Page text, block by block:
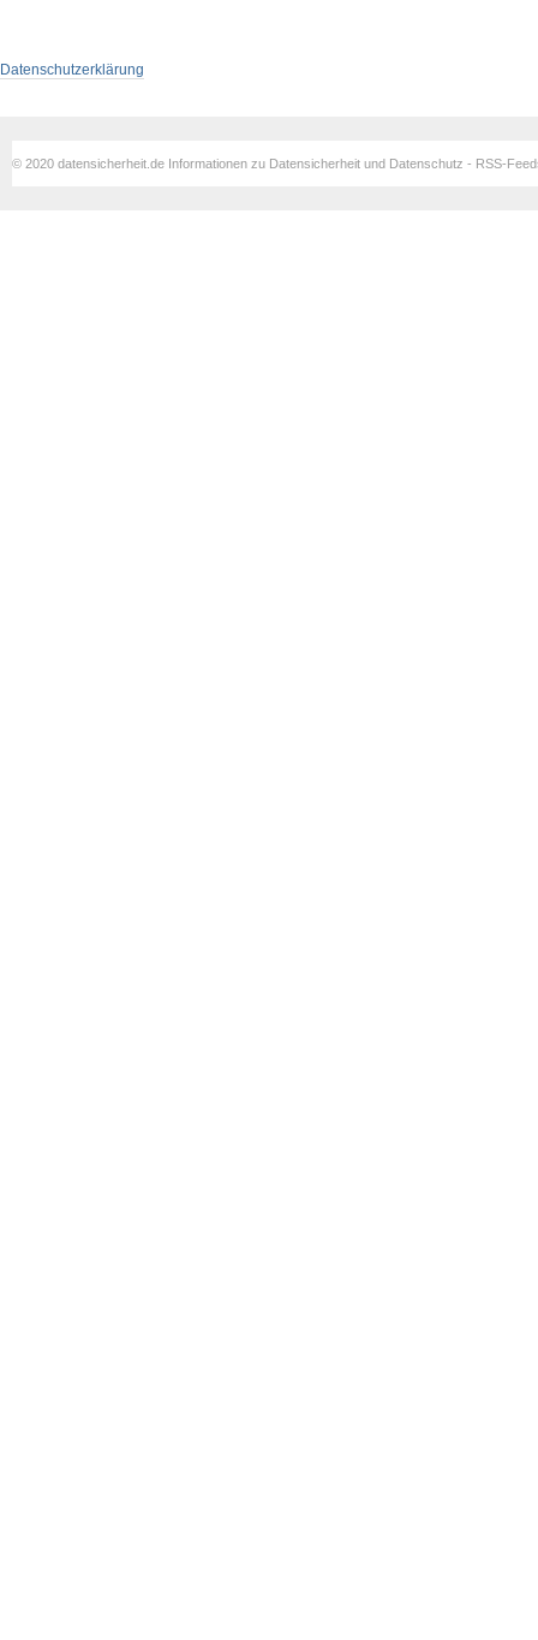
Datenschutzerklärung
© 2020 datensicherheit.de Informationen zu Datensicherheit und Datenschutz - RSS-